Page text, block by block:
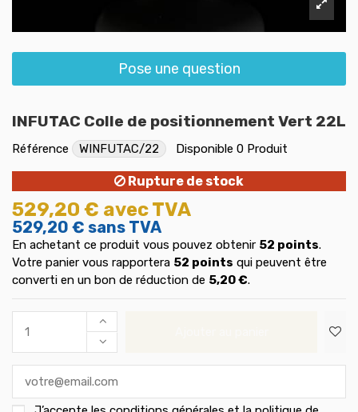
Pose une question
INFUTAC Colle de positionnement Vert 22L
Référence WINFUTAC/22 Disponible 0 Produit
Rupture de stock
529,20 € avec TVA
529,20 € sans TVA
En achetant ce produit vous pouvez obtenir 52 points.
Votre panier vous rapportera 52 points qui peuvent être
converti en un bon de réduction de 5,20 €.